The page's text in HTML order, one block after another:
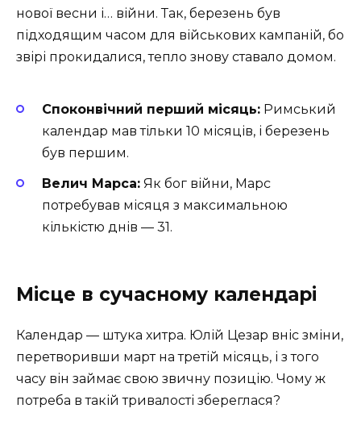
нової весни і… війни. Так, березень був
підходящим часом для військових кампаній, бо
звірі прокидалися, тепло знову ставало домом.
Споконвічний перший місяць: Римський
календар мав тільки 10 місяців, і березень
був першим.
Велич Марса: Як бог війни, Марс
потребував місяця з максимальною
кількістю днів — 31.
Місце в сучасному календарі
Календар — штука хитра. Юлій Цезар вніс зміни,
перетворивши март на третій місяць, і з того
часу він займає свою звичну позицію. Чому ж
потреба в такій тривалості збереглася?